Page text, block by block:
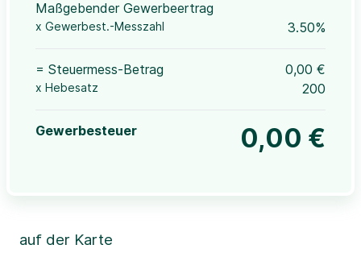
Maßgebender Gewerbeertrag
x Gewerbest.-Messzahl 3.50%
= Steuermess-Betrag 0,00 €
x Hebesatz 200
Gewerbesteuer 0,00 €
auf der Karte
Leaflet|©OpenStreetMap, ©CartoDB,